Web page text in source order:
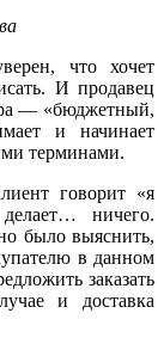
что хочет
И продавец
— «бюджетный,
и начинает
терминами.
говорит «я
ничего.
было выяснить,
в данном
заказать
и доставка